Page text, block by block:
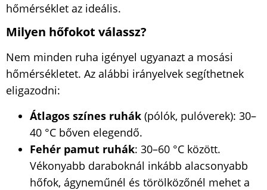
hőmérséklet az ideális.
Milyen hőfokot válassz?
Nem minden ruha igényel ugyanazt a mosási
hőmérsékletet. Az alábbi irányelvek segíthetnek
eligazodni:
Átlagos színes ruhák (pólók, pulóverek): 30–
40 °C bőven elegendő.
Fehér pamut ruhák: 30–60 °C között.
Vékonyabb daraboknál inkább alacsonyabb
hőfok, ágyneműnél és törölközőnél mehet a